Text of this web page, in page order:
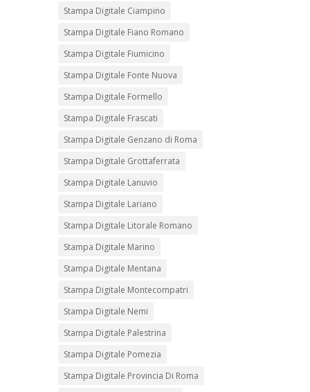
Stampa Digitale Ciampino
Stampa Digitale Fiano Romano
Stampa Digitale Fiumicino
Stampa Digitale Fonte Nuova
Stampa Digitale Formello
Stampa Digitale Frascati
Stampa Digitale Genzano di Roma
Stampa Digitale Grottaferrata
Stampa Digitale Lanuvio
Stampa Digitale Lariano
Stampa Digitale Litorale Romano
Stampa Digitale Marino
Stampa Digitale Mentana
Stampa Digitale Montecompatri
Stampa Digitale Nemi
Stampa Digitale Palestrina
Stampa Digitale Pomezia
Stampa Digitale Provincia Di Roma